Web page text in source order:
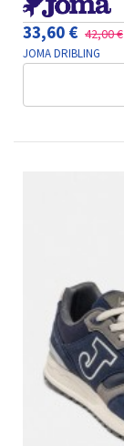
33,60 € 42,00 €
JOMA DRIBLING